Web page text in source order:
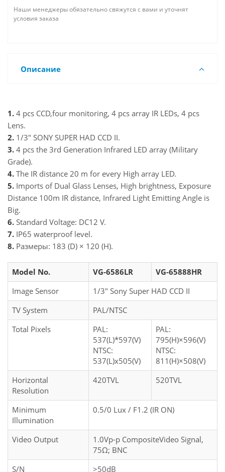
Наши менеджеры обязательно свяжутся с вами и уточнят
условия заказа
Описание
1. 4 pcs CCD,four monitoring, 4 pcs array IR LEDs, 4 pcs
Lens.
2. 1/3" SONY SUPER HAD CCD II.
3. 4 pcs the 3rd Generation Infrared LED array (Military
Grade).
4. The IR distance 20 m for every High array LED.
5. Imports of Dual Glass Lenses, High brightness, Exposure
Distance 100m IR distance, Infrared Light Emitting Angle is
Big.
6. Standard Voltage: DC12 V.
7. IP65 waterproof level.
8. Размеры: 183 (D) × 120 (H).
Model No. VG-6586LR
VG-65888HR
Image Sensor
1/3" Sony Super HAD CCD II
TV System
PAL/NTSC
Total Pixels
PAL:
537(L)*597(V)
NTSC:
537(L)x505(V)
PAL:
795(H)×596(V)
NTSC:
811(H)×508(V)
Horizontal
Resolution
420TVL 520TVL
Minimum
Illumination
0.5/0 Lux / F1.2 (IR ON)
Video Output
1.0Vp-p CompositeVideo Signal,
75Ω; BNC
S/N
>50dB